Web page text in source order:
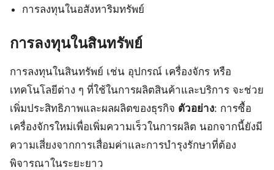
การลงทุนในอสังหาริมทรัพย์
การลงทุนในสินทรัพย์
การลงทุนในสินทรัพย์ เช่น อุปกรณ์ เครื่องจักร หรือ
เทคโนโลยีต่าง ๆ ที่ใช้ในการผลิตสินค้าและบริการ จะช่วย
เพิ่มประสิทธิภาพและผลผลิตของธุรกิจ ตัวอย่าง: การซื้อ
เครื่องจักรใหม่เพื่อเพิ่มความเร็วในการผลิต นอกจากนี้ยังมี
ความเสี่ยงจากการเสื่อมค่าและการบำรุงรักษาที่ต้อง
พิจารณาในระยะยาว